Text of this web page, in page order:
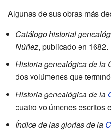
Algunas de sus obras más
Catálogo historial
Núñez, publicado en 1682.
Historia genealógica de la
dos volúmenes que
Historia genealógica de la
cuatro volúmenes escritos
Índice de las glorias de la